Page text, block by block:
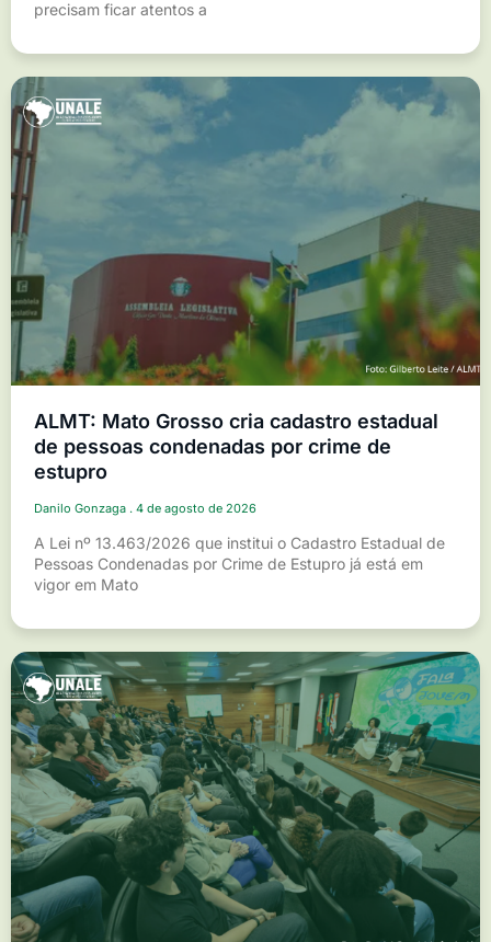
precisam ficar atentos a
ALMT: Mato Grosso cria cadastro estadual
de pessoas condenadas por crime de
estupro
Danilo Gonzaga 4 de agosto de 2026
A Lei nº 13.463/2026 que institui o Cadastro Estadual de
Pessoas Condenadas por Crime de Estupro já está em
vigor em Mato